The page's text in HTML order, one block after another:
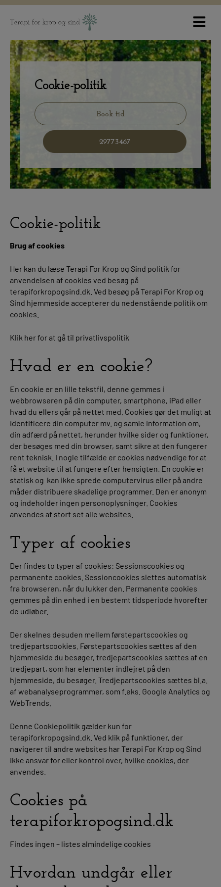
Hop
til
indholdet
Cookie-politik
Book tid
29773467
Cookie-politik
Brug af cookies
Her kan du læse Terapi For Krop og Sind politik for
anvendelsen af cookies ved besøg på
terapiforkropogsind.dk. Ved besøg på Terapi For Krop og
Sind hjemmeside accepterer du nedenstående politik om
cookies.
Klik her for at gå til privatlivspolitik
Hvad er en cookie?
En cookie er en lille tekstfil, denne gemmes i
webbrowseren på din computer, smartphone, iPad eller
hvad du ellers går på nettet med. Cookies gør det muligt at
identificere din computer mv. og samle information om,
din adfærd på nettet, herunder hvilke sider og funktioner,
der besøges med din browser, samt sikre at den fungerer
rent teknisk. I nogle tilfælde er cookies nødvendige for at
få et website til at fungere efter hensigten. En cookie er
statisk og kan ikke sprede computervirus eller på andre
måder distribuere skadelige programmer. Den er anonym
og indeholder ingen personoplysninger. Cookies
anvendes af stort set alle websites.
Typer af cookies
Der findes to typer af cookies: Sessionscookies og
permanente cookies. Sessioncookies slettes automatisk
fra browseren, når du lukker den. Permanente cookies
gemmes på din enhed i en bestemt tidsperiode hvorefter
de udløber.
Der skelnes desuden mellem førstepartscookies og
tredjepartscookies. Førstepartscookies sættes af den
hjemmeside du besøger, tredjepartscookies sættes af en
tredjepart, som har elementer indlejret på den
hjemmeside, du besøger. Tredjepartscookies sættes bl.a.
af webanalyseprogrammer, som f.eks. Google Analytics og
WebTrends.
Denne Cookiepolitik gælder kun for
terapiforkropogsind.dk. Ved klik på funktioner, der
navigerer til andre websites har Terapi For Krop og Sind
ikke ansvar for eller kontrol over, hvilke cookies, der
anvendes.
Cookies på
terapiforkropogsind.dk
Findes ingen – listes almindelige cookies
Hvordan undgår eller